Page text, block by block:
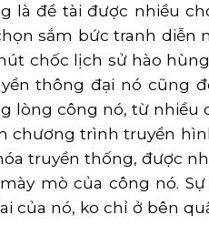
là đề tài được nhiều
sắm bức tranh
chốc lịch sử hào
thông đại nó cũng
lòng công nó, từ nhiều
chương trình truyền
truyền thống, được
mò của công nó.
của nó, ko chỉ ở bên